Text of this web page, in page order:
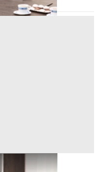
Padova